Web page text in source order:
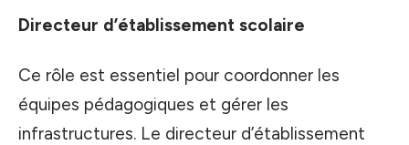
Directeur d’établissement scolaire
Ce rôle est essentiel pour coordonner les
équipes pédagogiques et gérer les
infrastructures. Le directeur d’établissement